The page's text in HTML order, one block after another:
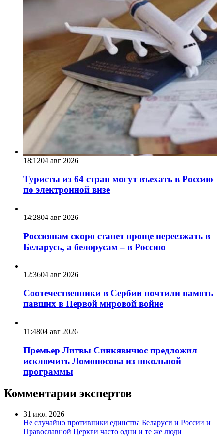
18:1204 авг 2026
Туристы из 64 стран могут въехать в Россию
по электронной визе
14:2804 авг 2026
Россиянам скоро станет проще переезжать в
Беларусь, а белорусам – в Россию
12:3604 авг 2026
Соотечественники в Сербии почтили память
павших в Первой мировой войне
11:4804 авг 2026
Премьер Литвы Синкявичюс предложил
исключить Ломоносова из школьной
программы
Комментарии экспертов
31 июл 2026
Не случайно противники единства Беларуси и России и
Православной Церкви часто одни и те же люди